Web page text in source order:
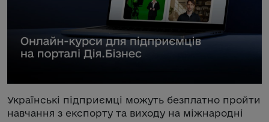
Українські підприємці можуть безплатно пройти
навчання з експорту та виходу на міжнародні